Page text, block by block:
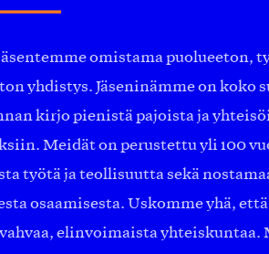
omistama puolueeton,
yhdistys. Jäseninämme on koko
kirjo pienistä pajoista ja
Meidät on perustettu yli 100
työtä ja teollisuutta sekä
osaamisesta. Uskomme yhä,
elinvoimaista yhteiskuntaa.